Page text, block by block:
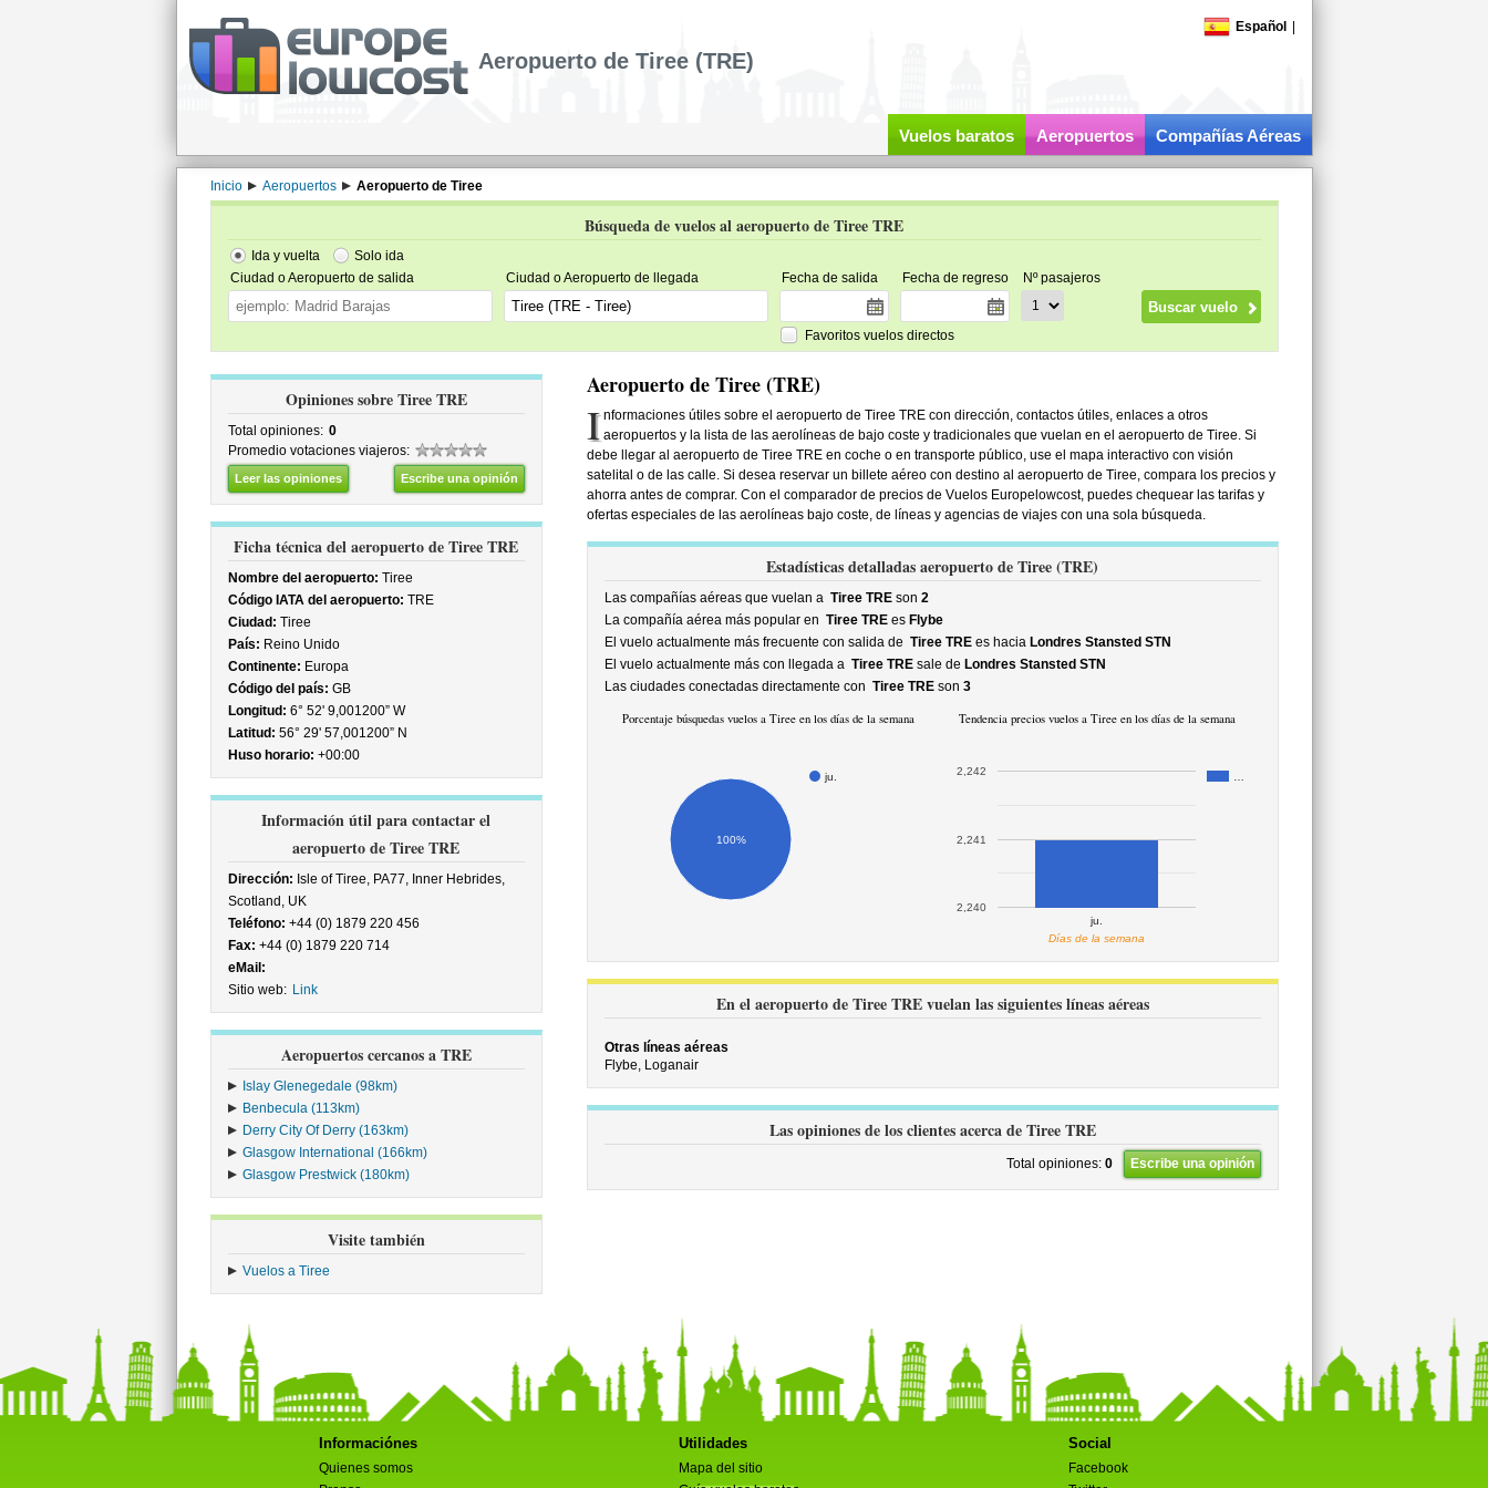
Español
Aeropuerto de Tiree (TRE)
Vuelos baratos Aeropuertos Compañías Aéreas
Inicio Aeropuertos Aeropuerto de Tiree
Búsqueda de vuelos al aeropuerto de Tiree TRE
Ida y vuelta
Solo ida
Ciudad o Aeropuerto de salida
Ciudad o Aeropuerto de llegada Fecha de salida Fecha de regreso Nº pasajeros
Favoritos vuelos directos
Opiniones sobre Tiree TRE
Total opiniones: 0
Promedio votaciones viajeros:
Leer las opiniones Escribe una opinión
Ficha técnica del aeropuerto de Tiree TRE
Nombre del aeropuerto: Tiree
Código IATA del aeropuerto: TRE
Ciudad: Tiree
País: Reino Unido
Continente: Europa
Código del país: GB
Longitud: 6° 52' 9,001200” W
Latitud: 56° 29' 57,001200” N
Huso horario: +00:00
Información útil para contactar el
aeropuerto de Tiree TRE
Dirección: Isle of Tiree, PA77, Inner Hebrides,
Scotland, UK
Teléfono: +44 (0) 1879 220 456
Fax: +44 (0) 1879 220 714
eMail:
Sitio web: Link
Aeropuertos cercanos a TRE
Islay Glenegedale (98km)
Benbecula (113km)
Derry City Of Derry (163km)
Glasgow International (166km)
Glasgow Prestwick (180km)
Visite también
Vuelos a Tiree
Aeropuerto de Tiree (TRE)
I nformaciones útiles sobre el aeropuerto de Tiree TRE con dirección, contactos útiles, enlaces a otros
aeropuertos y la lista de las aerolíneas de bajo coste y tradicionales que vuelan en el aeropuerto de Tiree. Si
debe llegar al aeropuerto de Tiree TRE en coche o en transporte público, use el mapa interactivo con visión
satelital o de las calle. Si desea reservar un billete aéreo con destino al aeropuerto de Tiree, compara los precios y
ahorra antes de comprar. Con el comparador de precios de Vuelos Europelowcost, puedes chequear las tarifas y
ofertas especiales de las aerolíneas bajo coste, de líneas y agencias de viajes con una sola búsqueda.
Estadísticas detalladas aeropuerto de Tiree (TRE)
Las compañías aéreas que vuelan a Tiree TREson 2
La compañía aérea más popular en Tiree TREes Flybe
El vuelo actualmente más frecuente con salida de Tiree TREes hacia Londres Stansted STN
El vuelo actualmente más con llegada a Tiree TREsale de Londres Stansted STN
Las ciudades conectadas directamente con Tiree TREson 3
Porcentaje búsquedas vuelos a Tiree en los días de la semana
ju.
100%
Tendencia precios vuelos a Tiree en los días de la semana
ju.
2,240
2,241
2,242
Días de la semana
En el aeropuerto de Tiree TRE vuelan las siguientes líneas aéreas
Otras líneas aéreas
Flybe, Loganair
Las opiniones de los clientes acerca de Tiree TRE
Total opiniones: 0 Escribe una opinión
Informaciónes
Quienes somos
Utilidades
Mapa del sitio
Social
Facebook